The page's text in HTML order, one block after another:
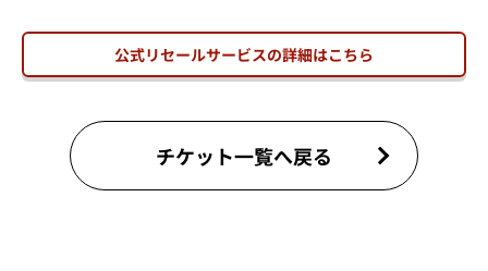
公式リセールサービスの詳細はこちら
チケット一覧へ戻る